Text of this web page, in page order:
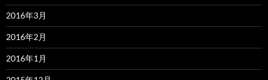
2016年3月
2016年2月
2016年1月